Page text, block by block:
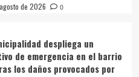
de 2026 0
despliega un
de emergencia en el barrio
los daños provocados por